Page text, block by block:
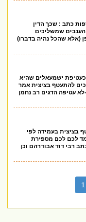
כתב : שכך הדין
שמשליכים
(אלא שהכל נהיה בדברו)
כעטיפת ישמעאלים שהיא
להתעטף בציצית אמר
עטיפה הדגים רב נחמן
בציצית בעמידה לפי
לכם לכם מספירת
רבי דוד אבודרהם וכן
1